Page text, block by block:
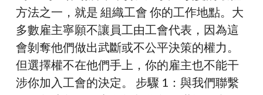
會
嗎？
方法之一，就是 組織工會 你的工作地點。大
多數雇主寧願不讓員工由工會代表，因為這
會剝奪他們做出武斷或不公平決策的權力。
但選擇權不在他們手上，你的雇主也不能干
涉你加入工會的決定。 步驟 1：與我們聯繫